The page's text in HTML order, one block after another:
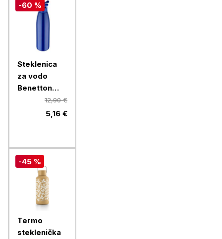
-60 %
Steklenica
za vodo
Benetton
Rainbow 750
ml, modra
12,90 €
5,16 €
-45 %
Termo
steklenička